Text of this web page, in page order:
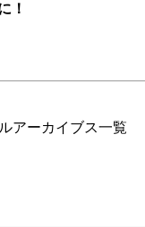
！
アーカイブス一覧